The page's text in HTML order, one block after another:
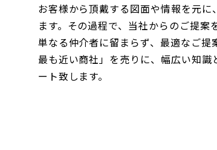
お客様から頂戴する図面や情報を元
ます。その過程で、当社からのご提
単なる仲介者に留まらず、最適なご
最も近い商社」を売りに、幅広い知
ート致します。